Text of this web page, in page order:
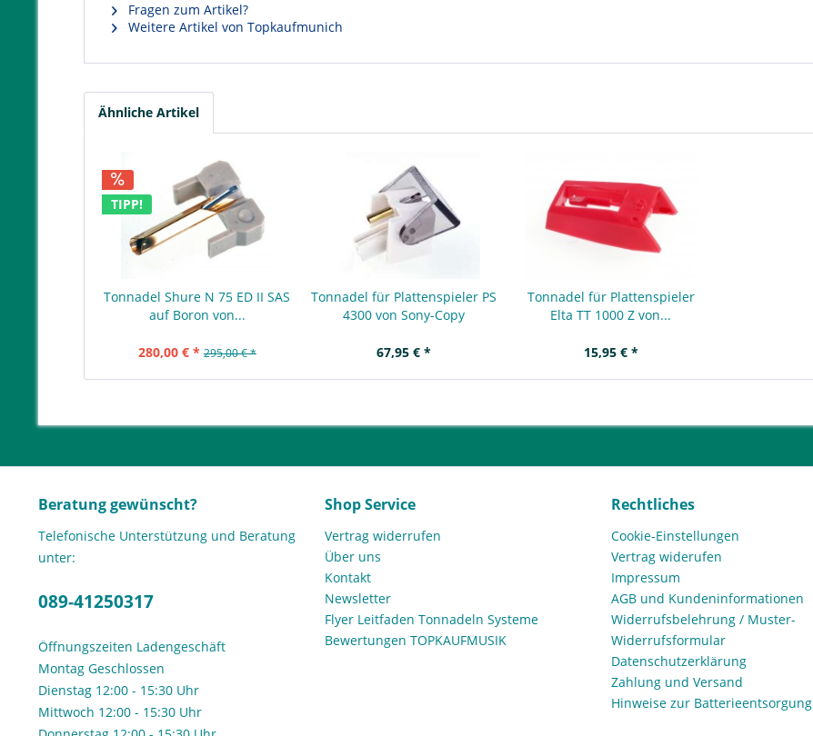
Fragen zum Artikel?
Weitere Artikel von Topkaufmunich
Ähnliche Artikel
TIPP!
Tonnadel Shure N 75 ED II SAS
auf Boron von...
280,00 € * 295,00 € *
Tonnadel für Plattenspieler PS
4300 von Sony-Copy
67,95 € *
Tonnadel für Plattenspieler
Elta TT 1000 Z von...
15,95 € *
Beratung gewünscht?
Telefonische Unterstützung und Beratung
unter:
089-41250317
Öffnungszeiten Ladengeschäft
Montag Geschlossen
Dienstag 12:00 - 15:30 Uhr
Mittwoch 12:00 - 15:30 Uhr
Shop Service
Vertrag widerrufen
Über uns
Kontakt
Newsletter
Flyer Leitfaden Tonnadeln Systeme
Bewertungen TOPKAUFMUSIK
Rechtliches
Cookie-Einstellungen
Vertrag widerufen
Impressum
AGB und Kundeninformationen
Widerrufsbelehrung / Muster-
Widerrufsformular
Datenschutzerklärung
Zahlung und Versand
Hinweise zur Batterieentsorgung